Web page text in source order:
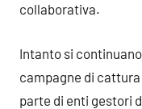
collaborativa.
Intanto si
campagne di
parte di enti gestori